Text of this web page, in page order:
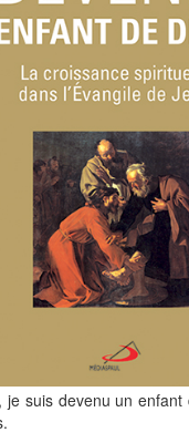
je suis devenu un